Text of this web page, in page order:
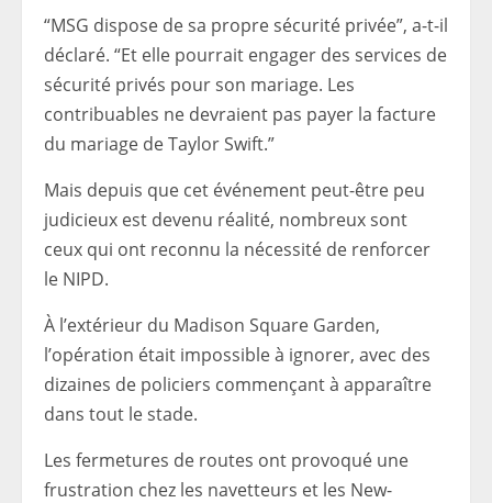
“MSG dispose de sa propre sécurité privée”, a-t-il
déclaré. “Et elle pourrait engager des services de
sécurité privés pour son mariage. Les
contribuables ne devraient pas payer la facture
du mariage de Taylor Swift.”
Mais depuis que cet événement peut-être peu
judicieux est devenu réalité, nombreux sont
ceux qui ont reconnu la nécessité de renforcer
le NIPD.
À l’extérieur du Madison Square Garden,
l’opération était impossible à ignorer, avec des
dizaines de policiers commençant à apparaître
dans tout le stade.
Les fermetures de routes ont provoqué une
frustration chez les navetteurs et les New-